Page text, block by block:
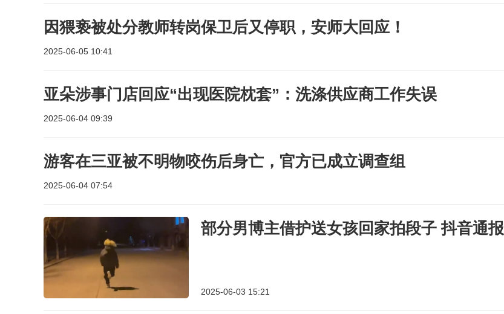
因猥亵被处分教师转岗保卫后又停职，安师大回应！
2025-06-05 10:41
亚朵涉事门店回应“出现医院枕套”：洗涤供应商工作失误
2025-06-04 09:39
游客在三亚被不明物咬伤后身亡，官方已成立调查组
2025-06-04 07:54
部分男博主借护送女孩回家拍段子 抖音通报
2025-06-03 15:21